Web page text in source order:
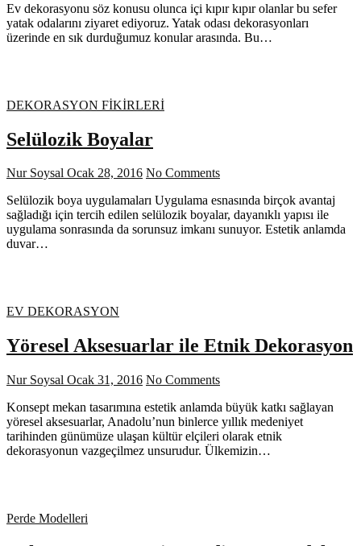
Ev dekorasyonu söz konusu olunca içi kıpır kıpır olanlar bu sefer
yatak odalarını ziyaret ediyoruz. Yatak odası dekorasyonları
üzerinde en sık durduğumuz konular arasında. Bu…
DEKORASYON FİKİRLERİ
Selülozik Boyalar
Nur Soysal Ocak 28, 2016 No Comments
Selülozik boya uygulamaları Uygulama esnasında birçok avantaj
sağladığı için tercih edilen selülozik boyalar, dayanıklı yapısı ile
uygulama sonrasında da sorunsuz imkanı sunuyor. Estetik anlamda
duvar…
EV DEKORASYON
Yöresel Aksesuarlar ile Etnik Dekorasyon
Nur Soysal Ocak 31, 2016 No Comments
Konsept mekan tasarımına estetik anlamda büyük katkı sağlayan
yöresel aksesuarlar, Anadolu’nun binlerce yıllık medeniyet
tarihinden günümüze ulaşan kültür elçileri olarak etnik
dekorasyonun vazgeçilmez unsurudur. Ülkemizin…
Perde Modelleri